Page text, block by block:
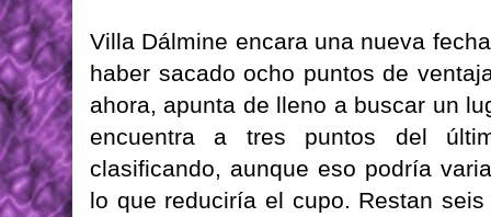
Villa Dálmine encara una nueva
haber sacado ocho puntos de
ahora, apunta de lleno a buscar un
encuentra a tres puntos del
clasificando, aunque eso podría
lo que reduciría el cupo. Restan